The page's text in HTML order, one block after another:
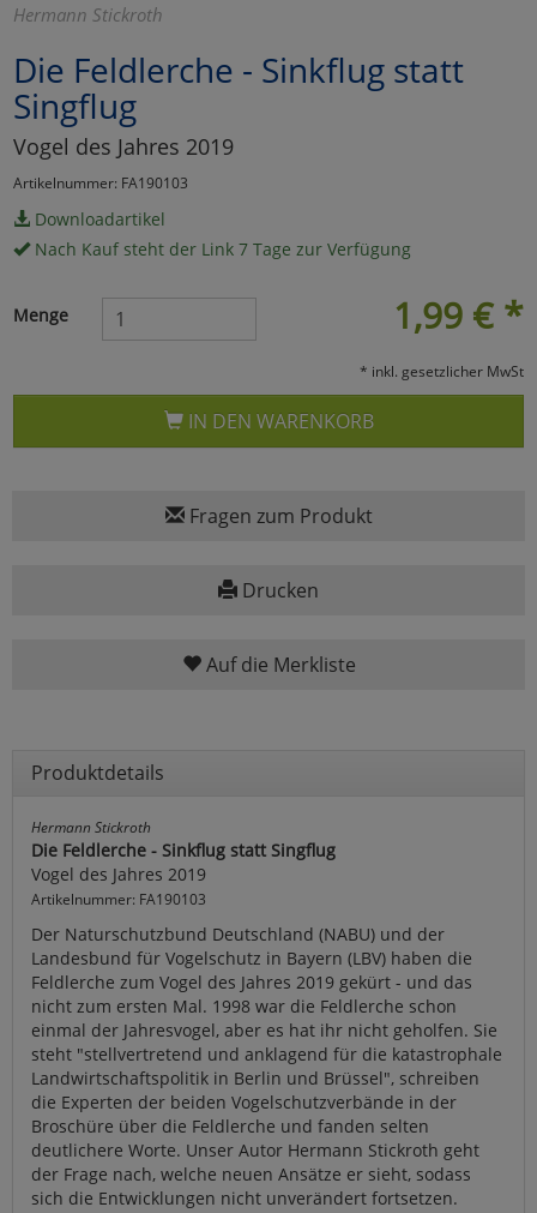
Hermann Stickroth
Die Feldlerche - Sinkflug statt
Singflug
Vogel des Jahres 2019
Artikelnummer: FA190103
Downloadartikel
Nach Kauf steht der Link 7 Tage zur Verfügung
1,99 € *
Menge
* inkl. gesetzlicher MwSt
IN DEN WARENKORB
Fragen zum Produkt
Drucken
Auf die Merkliste
Produktdetails
Hermann Stickroth
Die Feldlerche - Sinkflug statt Singflug
Vogel des Jahres 2019
Artikelnummer: FA190103
Der Naturschutzbund Deutschland (NABU) und der
Landesbund für Vogelschutz in Bayern (LBV) haben die
Feldlerche zum Vogel des Jahres 2019 gekürt - und das
nicht zum ersten Mal. 1998 war die Feldlerche schon
einmal der Jahresvogel, aber es hat ihr nicht geholfen. Sie
steht "stellvertretend und anklagend für die katastrophale
Landwirtschaftspolitik in Berlin und Brüssel", schreiben
die Experten der beiden Vogelschutzverbände in der
Broschüre über die Feldlerche und fanden selten
deutlichere Worte. Unser Autor Hermann Stickroth geht
der Frage nach, welche neuen Ansätze er sieht, sodass
sich die Entwicklungen nicht unverändert fortsetzen.
Umfragetools
Cookies
Einstellungen speichern
zurück
zu Haupptseite